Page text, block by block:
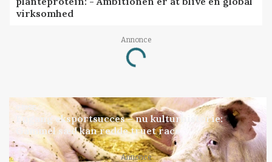
virksomhed
Annonce
Loading...
GRISE
Engang eksportsucces – nu kulturhistorie:
Gammel sæd kan redde truet race
Annonce